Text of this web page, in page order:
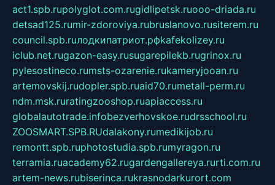
act1.spb.rupolyglot.com.rugidlipetsk.ruooo-driada.ru
detsad125.rumir-zdoroviya.rubruslanovo.rusiterem.ru
council.spb.ruлодкипатриот.рфkafekolizey.ru
iclub.net.rugazon-easy.rusugarepilekb.rugrinox.ru
pylesostineco.rumsts-ozarenie.rukameryjooan.ru
artemovskij.rudopler.spb.ruaid70.rumetall-perm.ru
ndm.msk.ruratingzooshop.ruapiaccess.ru
globalautotrade.infobezverhovskoe.rudrsschool.ru
ZOOSMART.SPB.RUdalakony.rumedikijob.ru
remontt.spb.ruphotostudia.spb.rumyragon.ru
terramia.ruacademy62.rugardengallereya.rurti.com.ru
artem-news.rubiserinca.rukrasnodarkurort.com